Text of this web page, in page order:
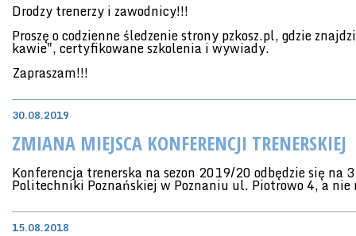
Drodzy trenerzy i zawodnicy!!!
Proszę o codzienne śledzenie strony pzkosz.pl, gdzie
kawie", certyfikowane szkolenia i wywiady.
Zapraszam!!!
30.08.2019
ZMIANA MIEJSCA KONFERENCJI TRENERSKIEJ
Konferencja trenerska na sezon 2019/20 odbędzie się na
Politechniki Poznańskiej w Poznaniu ul. Piotrowo 4, a nie
15.08.2018